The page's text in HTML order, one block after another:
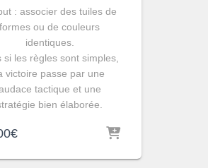
: associer des tuiles de
formes ou de couleurs
identiques.
si les règles sont simples,
victoire passe par une
tactique et une
bien élaborée.
€